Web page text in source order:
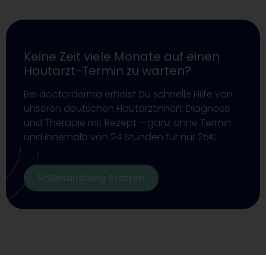
Keine Zeit viele Monate auf einen
Hautarzt-Termin zu warten?
Bei doctorderma erhälst Du schnelle Hilfe von
unseren deutschen HautärztInnen: Diagnose
und Therapie mit Rezept – ganz ohne Termin
und innerhalb von 24 Stunden für nur 25€.
Behandlung Starten